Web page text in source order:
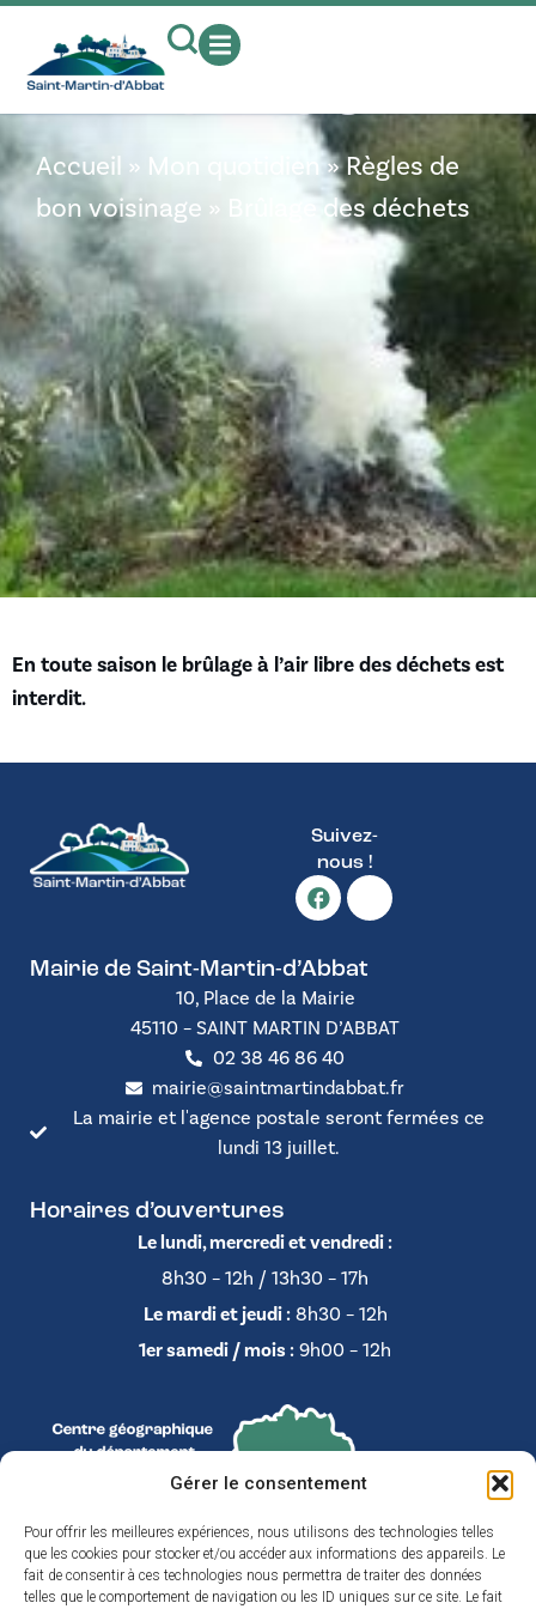
Gérer le consentement
Pour offrir les meilleures expériences, nous utilisons des technologies telles
que les cookies pour stocker et/ou accéder aux informations des appareils. Le
fait de consentir à ces technologies nous permettra de traiter des données
telles que le comportement de navigation ou les ID uniques sur ce site. Le fait
Brûlage des
déchets
Accueil » Mon quotidien »Règles de
bon voisinage » Brûlage des déchets
En toute saison le brûlage à l’air libre des déchets est
interdit.
Suivez-
nous !
Mairie de Saint-Martin-d’Abbat
10, Place de la Mairie
45110 – SAINT MARTIN D’ABBAT
02 38 46 86 40
mairie@saintmartindabbat.fr
La mairie et l'agence postale seront fermées ce
lundi 13 juillet.
Horaires d’ouvertures
Le lundi, mercredi et vendredi :
8h30 – 12h / 13h30 – 17h
Le mardi et jeudi :8h30 – 12h
1er samedi / mois : 9h00 – 12h